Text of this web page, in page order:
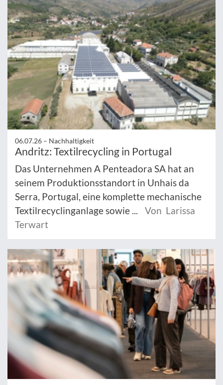
06.07.26 – Nachhaltigkeit
Andritz: Textilrecycling in Portugal
Das Unternehmen A Penteadora SA hat an
seinem Produktionsstandort in Unhais da
Serra, Portugal, eine komplette mechanische
Textilrecyclinganlage sowie ...
Von Larissa
Terwart